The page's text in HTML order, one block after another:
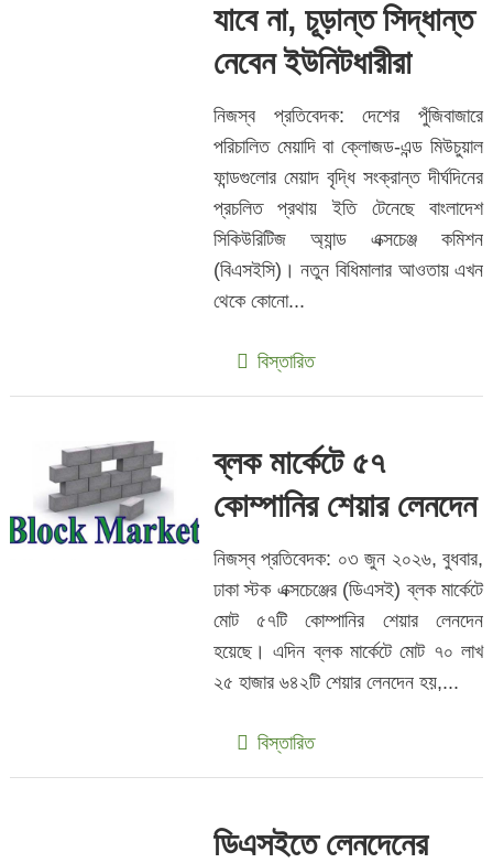
যাবে না, চূড়ান্ত সিদ্ধান্ত
নেবেন ইউনিটধারীরা
নিজস্ব প্রতিবেদক: দেশের পুঁজিবাজারে
পরিচালিত মেয়াদি বা ক্লোজড-এন্ড মিউচুয়াল
ফান্ডগুলোর মেয়াদ বৃদ্ধি সংক্রান্ত দীর্ঘদিনের
প্রচলিত প্রথায় ইতি টেনেছে বাংলাদেশ
সিকিউরিটিজ অ্যান্ড এক্সচেঞ্জ কমিশন
(বিএসইসি)। নতুন বিধিমালার আওতায় এখন
থেকে কোনো...
বিস্তারিত
ব্লক মার্কেটে ৫৭
কোম্পানির শেয়ার লেনদেন
নিজস্ব প্রতিবেদক: ০৩ জুন ২০২৬, বুধবার,
ঢাকা স্টক এক্সচেঞ্জের (ডিএসই) ব্লক মার্কেটে
মোট ৫৭টি কোম্পানির শেয়ার লেনদেন
হয়েছে। এদিন ব্লক মার্কেটে মোট ৭০ লাখ
২৫ হাজার ৬৪২টি শেয়ার লেনদেন হয়,...
বিস্তারিত
ডিএসইতে লেনদেনের